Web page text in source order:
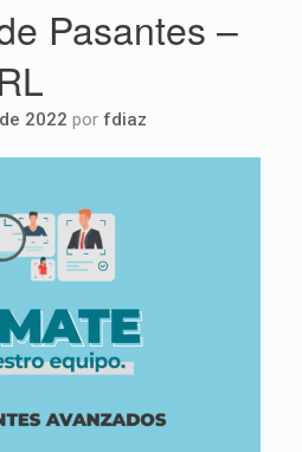
Pasantes –
2022 por fdiaz